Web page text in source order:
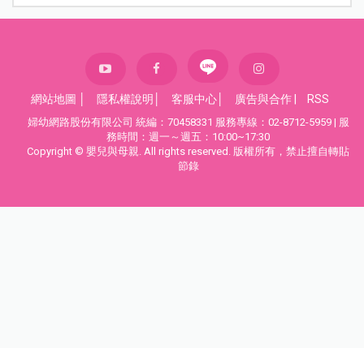
網站地圖 隱私權說明 客服中心 廣告與合作 RSS
婦幼網路股份有限公司 統編：70458331 服務專線：02-8712-5959 | 服
務時間：週一～週五：10:00~17:30
Copyright © 嬰兒與母親. All rights reserved. 版權所有，禁止擅自轉貼
節錄